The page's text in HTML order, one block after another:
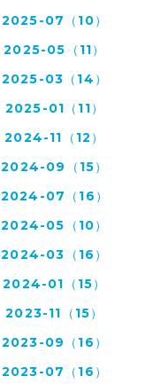
2025-07（10）
2025-05（11）
2025-03（14）
2025-01（11）
2024-11（12）
2024-09（15）
2024-07（16）
2024-05（10）
2024-03（16）
2024-01（15）
2023-11（15）
2023-09（16）
2023-07（16）